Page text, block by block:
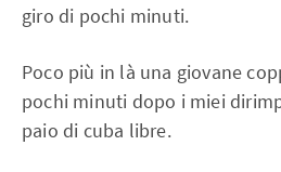
giro di pochi minuti.
Poco più in là una giovane
pochi minuti dopo i miei
paio di cuba libre.